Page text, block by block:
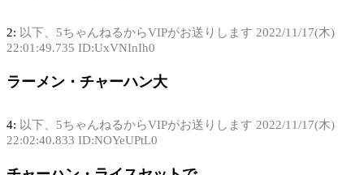
2: 以下、5ちゃんねるからVIPがお送りします 2022/11/17(木)
22:01:49.735 ID:UxVNInIh0
ラーメン・チャーハン大
4: 以下、5ちゃんねるからVIPがお送りします 2022/11/17(木)
22:02:40.833 ID:NOYeUPtL0